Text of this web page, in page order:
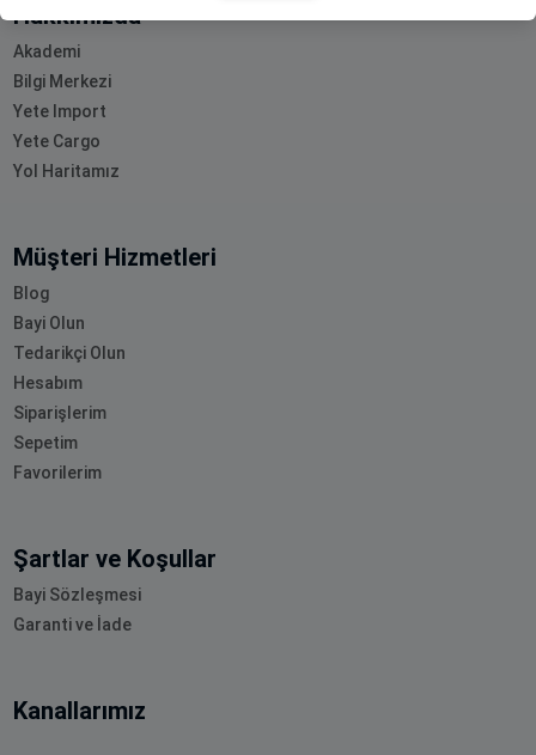
Hakkımızda
Akademi
Bilgi Merkezi
Yete Import
Yete Cargo
Yol Haritamız
Müşteri Hizmetleri
Blog
Bayi Olun
Tedarikçi Olun
Hesabım
Siparişlerim
Sepetim
Favorilerim
Şartlar ve Koşullar
Bayi Sözleşmesi
Garanti ve İade
Kanallarımız